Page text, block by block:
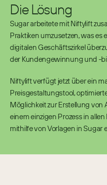
Die Lösung
Sugar arbeitete mit Niftylift
Praktiken umzusetzen, was
digitalen Geschäftszirkel
der Kundengewinnung und -
Niftylift verfügt jetzt über ein
Preisgestaltungstool,
Möglichkeit zur Erstellung
einem einzigen Prozess in
mithilfe von Vorlagen in Sugar